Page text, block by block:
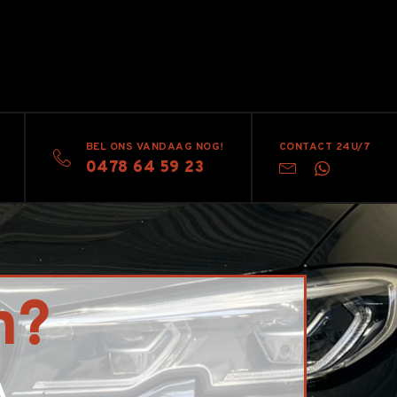
BEL ONS VANDAAG NOG!
0478 64 59 23
CONTACT 24U/7